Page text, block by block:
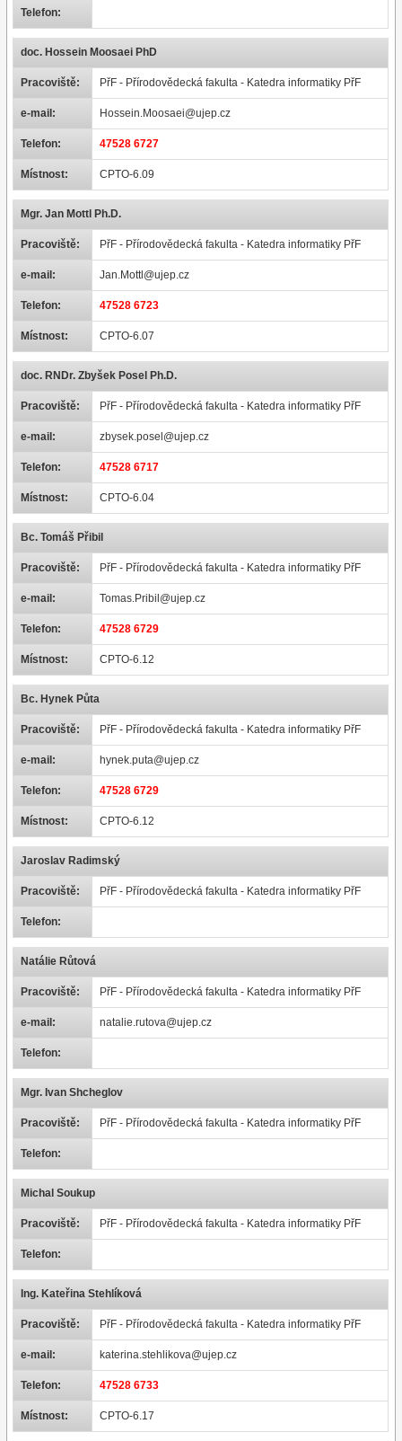
Telefon:
doc. Hossein Moosaei PhD
Pracoviště: PřF - Přírodovědecká fakulta - Katedra informatiky PřF
e-mail: Hossein.Moosaei@ujep.cz
Telefon: 47528 6727
Místnost: CPTO-6.09
Mgr. Jan Mottl Ph.D.
Pracoviště: PřF - Přírodovědecká fakulta - Katedra informatiky PřF
e-mail: Jan.Mottl@ujep.cz
Telefon: 47528 6723
Místnost: CPTO-6.07
doc. RNDr. Zbyšek Posel Ph.D.
Pracoviště: PřF - Přírodovědecká fakulta - Katedra informatiky PřF
e-mail: zbysek.posel@ujep.cz
Telefon: 47528 6717
Místnost: CPTO-6.04
Bc. Tomáš Přibil
Pracoviště: PřF - Přírodovědecká fakulta - Katedra informatiky PřF
e-mail: Tomas.Pribil@ujep.cz
Telefon: 47528 6729
Místnost: CPTO-6.12
Bc. Hynek Půta
Pracoviště: PřF - Přírodovědecká fakulta - Katedra informatiky PřF
e-mail: hynek.puta@ujep.cz
Telefon: 47528 6729
Místnost: CPTO-6.12
Jaroslav Radimský
Pracoviště: PřF - Přírodovědecká fakulta - Katedra informatiky PřF
Telefon:
Natálie Růtová
Pracoviště: PřF - Přírodovědecká fakulta - Katedra informatiky PřF
e-mail: natalie.rutova@ujep.cz
Telefon:
Mgr. Ivan Shcheglov
Pracoviště: PřF - Přírodovědecká fakulta - Katedra informatiky PřF
Telefon:
Michal Soukup
Pracoviště: PřF - Přírodovědecká fakulta - Katedra informatiky PřF
Telefon:
Ing. Kateřina Stehlíková
Pracoviště: PřF - Přírodovědecká fakulta - Katedra informatiky PřF
e-mail: katerina.stehlikova@ujep.cz
Telefon: 47528 6733
Místnost: CPTO-6.17